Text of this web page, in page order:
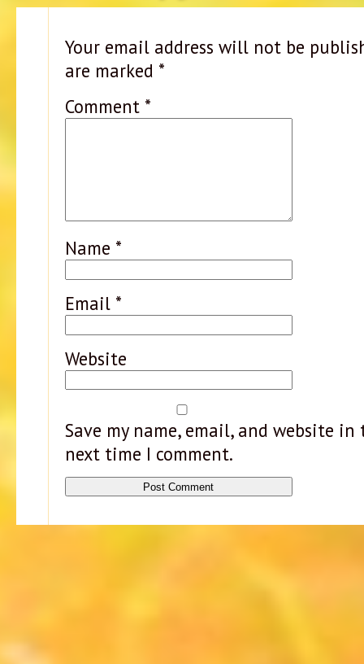
Your email address will not be
are marked *
Comment *
Name *
Email *
Website
Save my name, email, and website
next time I comment.